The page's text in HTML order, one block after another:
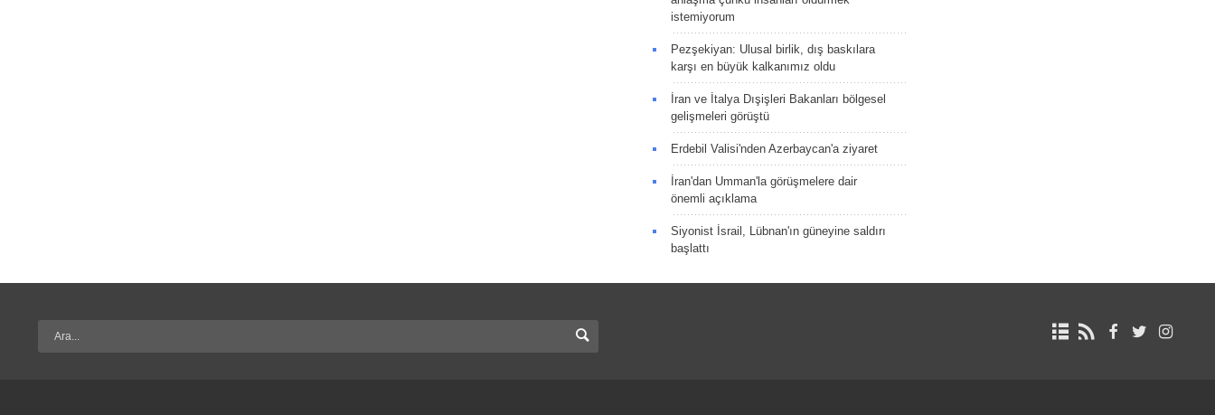
istemiyorum
Pezşekiyan: Ulusal birlik, dış baskılara
karşı en büyük kalkanımız oldu
İran ve İtalya Dışişleri Bakanları bölgesel
gelişmeleri görüştü
Erdebil Valisi'nden Azerbaycan'a ziyaret
İran'dan Umman'la görüşmelere dair
önemli açıklama
Siyonist İsrail, Lübnan'ın güneyine saldırı
başlattı